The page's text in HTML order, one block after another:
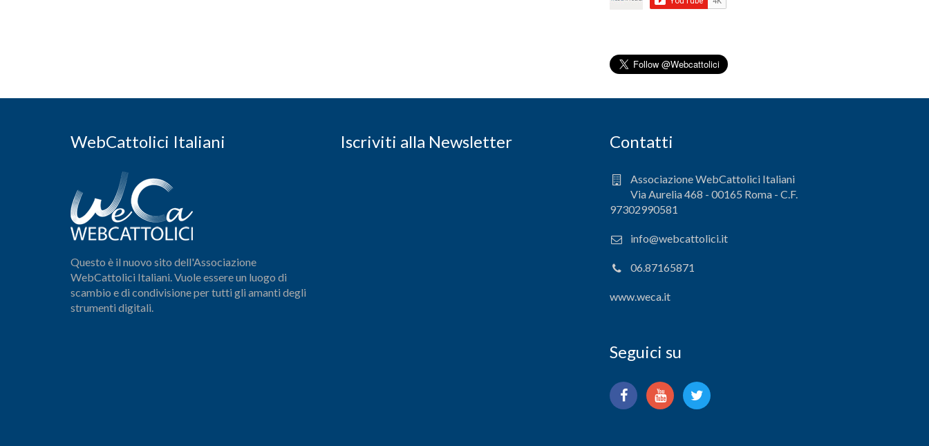
WebCattolici Italiani
Questo è il nuovo sito dell'Associazione
WebCattolici Italiani. Vuole essere un luogo di
scambio e di condivisione per tutti gli amanti degli
strumenti digitali.
Iscriviti alla Newsletter Contatti
Associazione WebCattolici Italiani
Via Aurelia 468 - 00165 Roma - C.F.
97302990581
info@webcattolici.it
06.87165871
www.weca.it
Seguici su